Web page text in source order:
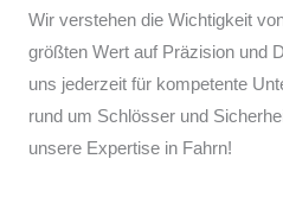
Wir verstehen die Wichtigkeit
größten Wert auf Präzision und
uns jederzeit für kompetente
rund um Schlösser und
unsere Expertise in Fahrn!